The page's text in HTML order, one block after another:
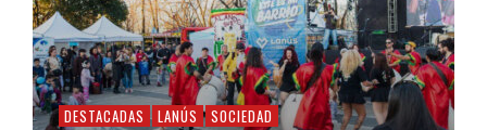
DESTACADAS LANÚS SOCIEDAD